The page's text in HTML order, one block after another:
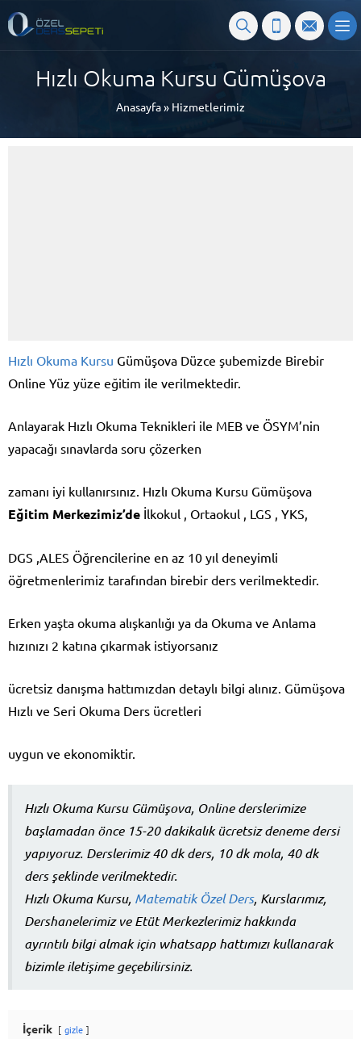
Hızlı Okuma Kursu Gümüşova
Anasayfa» Hizmetlerimiz
Hızlı Okuma Kursu Gümüşova Düzce şubemizde Birebir
Online Yüz yüze eğitim ile verilmektedir.
Anlayarak Hızlı Okuma Teknikleri ile MEB ve ÖSYM’nin
yapacağı sınavlarda soru çözerken
zamanı iyi kullanırsınız. Hızlı Okuma Kursu Gümüşova
Eğitim Merkezimiz’de İlkokul , Ortaokul , LGS , YKS,
DGS ,ALES Öğrencilerine en az 10 yıl deneyimli
öğretmenlerimiz tarafından birebir ders verilmektedir.
Erken yaşta okuma alışkanlığı ya da Okuma ve Anlama
hızınızı 2 katına çıkarmak istiyorsanız
ücretsiz danışma hattımızdan detaylı bilgi alınız. Gümüşova
Hızlı ve Seri Okuma Ders ücretleri
uygun ve ekonomiktir.
Hızlı Okuma Kursu Gümüşova, Online derslerimize
başlamadan önce 15-20 dakikalık ücretsiz deneme dersi
yapıyoruz. Derslerimiz 40 dk ders, 10 dk mola, 40 dk
ders şeklinde verilmektedir.
Hızlı Okuma Kursu, Matematik Özel Ders, Kurslarımız,
Dershanelerimiz ve Etüt Merkezlerimiz hakkında
ayrıntılı bilgi almak için whatsapp hattımızı kullanarak
bizimle iletişime geçebilirsiniz.
İçerik gizle